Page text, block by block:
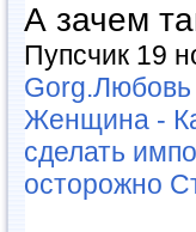
А зачем
Пупсчик 19
Женщина -
сделать
осторожно